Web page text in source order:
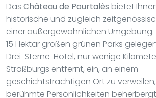
Das Château de Pourtalès bietet
historische und zugleich
einer außergewöhnlichen Umgebung.
15 Hektar großen grünen Parks
Drei-Sterne-Hotel, nur wenige
Straßburgs entfernt, ein, an einem
geschichtsträchtigen Ort zu
berühmte Persönlichkeiten